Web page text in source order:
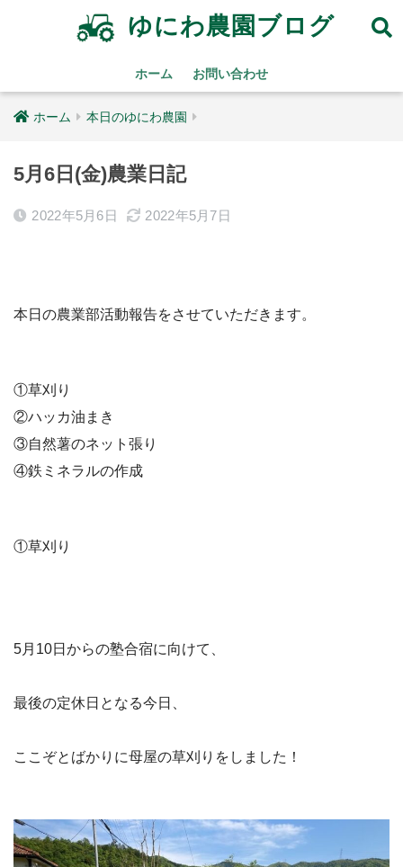
ゆにわ農園ブログ
ホーム お問い合わせ
ホーム 本日のゆにわ農園
5月6日(金)農業日記
2022年5月6日 2022年5月7日
本日の農業部活動報告をさせていただきます。
①草刈り
②ハッカ油まき
③自然薯のネット張り
④鉄ミネラルの作成
①草刈り
5月10日からの塾合宿に向けて、
最後の定休日となる今日、
ここぞとばかりに母屋の草刈りをしました！